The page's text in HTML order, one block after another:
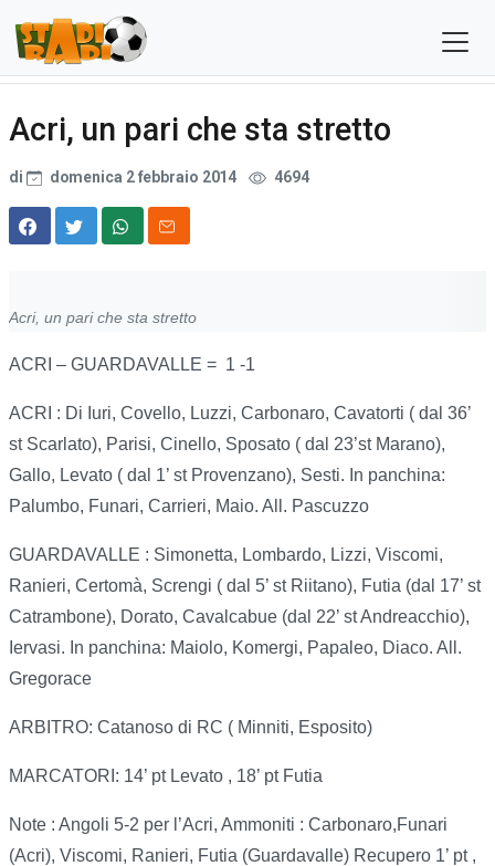
Acri, un pari che sta stretto
di domenica 2 febbraio 2014 4694
Acri, un pari che sta stretto
ACRI – GUARDAVALLE = 1 -1
ACRI : Di Iuri, Covello, Luzzi, Carbonaro, Cavatorti ( dal 36’
st Scarlato), Parisi, Cinello, Sposato ( dal 23’st Marano),
Gallo, Levato ( dal 1’ st Provenzano), Sesti. In panchina:
Palumbo, Funari, Carrieri, Maio. All. Pascuzzo
GUARDAVALLE : Simonetta, Lombardo, Lizzi, Viscomi,
Ranieri, Certomà, Screngi ( dal 5’ st Riitano), Futia (dal 17’ st
Catrambone), Dorato, Cavalcabue (dal 22’ st Andreacchio),
Iervasi. In panchina: Maiolo, Komergi, Papaleo, Diaco. All.
Gregorace
ARBITRO: Catanoso di RC ( Minniti, Esposito)
MARCATORI: 14’ pt Levato , 18’ pt Futia
Note : Angoli 5-2 per l’Acri, Ammoniti : Carbonaro,Funari
(Acri), Viscomi, Ranieri, Futia (Guardavalle) Recupero 1’ pt ,